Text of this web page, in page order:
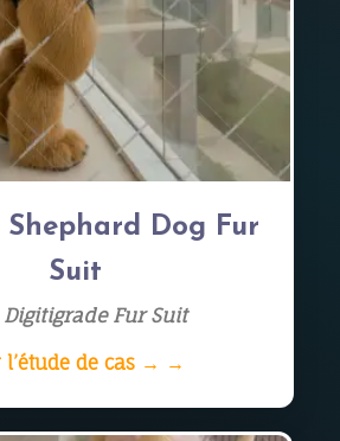
Shephard Dog Fur
Suit
Fur Suit
l’étude de cas → →